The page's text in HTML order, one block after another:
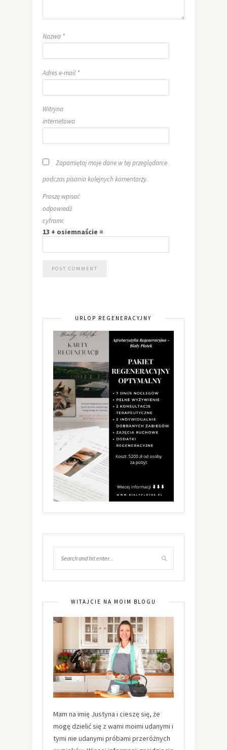
Nazwa *
Adres e-mail *
Witryna
internetowa
Zapamiętaj moje dane w tej przeglądarce
podczas pisania kolejnych komentarzy.
Proszę wpisać
odpowiedź
cyframi:
13 + osiemnaście =
URLOP REGENERACYJNY
WITAJCIE NA MOIM BLOGU
Mam na imię Justyna i cieszę się, że
mogę dzielić się z wami moimi udanymi i
tymi nie udanymi próbami przeróżnych